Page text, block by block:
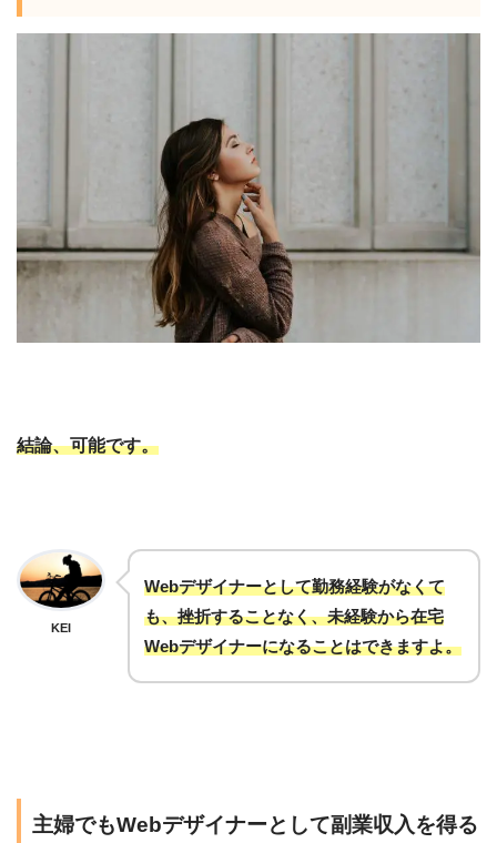
結論、可能です。
KEI
Webデザイナーとして勤務経験がなくて
も、挫折することなく、未経験から在宅
Webデザイナーになることはできますよ。
主婦でもWebデザイナーとして副業収入を得る